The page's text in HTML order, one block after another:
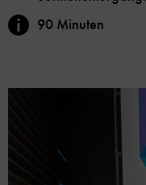
90 Minuten